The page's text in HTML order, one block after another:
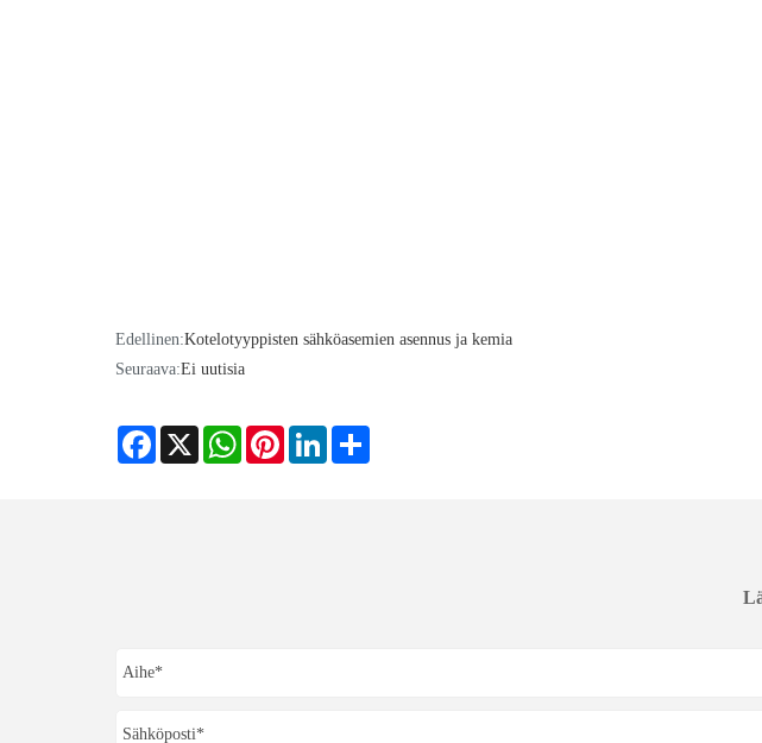
Edellinen:Kotelotyyppisten sähköasemien asennus ja kemia
Seuraava:Ei uutisia
Facebook
X WhatsAppPinterestLinkedIn